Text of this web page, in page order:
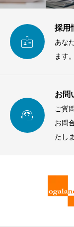

採用
あな
ます

お問
ご質
お問
たし